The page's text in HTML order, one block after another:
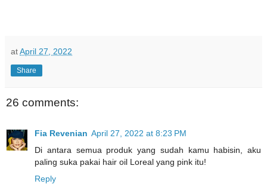
atApril 27, 2022
Share
26 comments:
Fia Revenian April 27, 2022 at 8:23 PM
Di antara semua produk yang sudah kamu habisin, aku
paling suka pakai hair oil Loreal yang pink itu!
Reply